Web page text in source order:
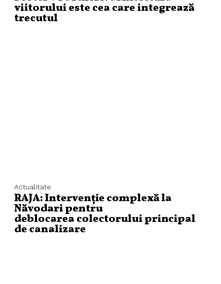
viitorului este cea care integrează
trecutul
Actualitate
RAJA: Intervenție complexă la
Năvodari pentru
deblocarea colectorului principal
de canalizare